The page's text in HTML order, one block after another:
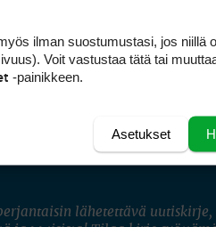
ilman suostumustasi, jos niillä
Voit vastustaa tätä tai
-painikkeen.
Asetukset
INSTAGRAM
lähetettävä uutiskirje,